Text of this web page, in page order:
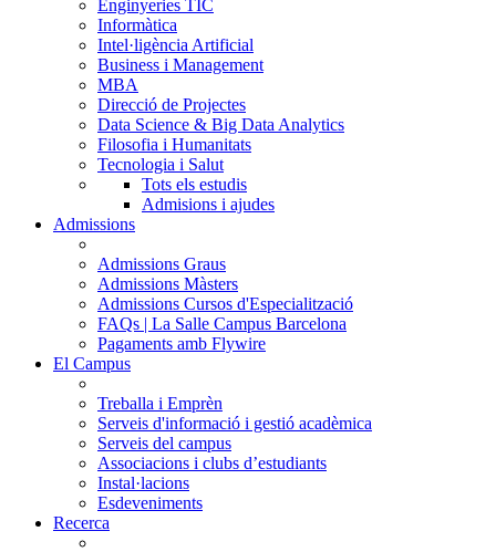
Enginyeries TIC
Informàtica
Intel·ligència Artificial
Business i Management
MBA
Direcció de Projectes
Data Science & Big Data Analytics
Filosofia i Humanitats
Tecnologia i Salut
Tots els estudis
Admisions i ajudes
Admissions
Admissions Graus
Admissions Màsters
Admissions Cursos d'Especialització
FAQs | La Salle Campus Barcelona
Pagaments amb Flywire
El Campus
Treballa i Emprèn
Serveis d'informació i gestió acadèmica
Serveis del campus
Associacions i clubs d’estudiants
Instal·lacions
Esdeveniments
Recerca